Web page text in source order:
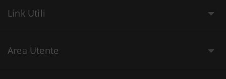
Link Utili
Area Utente